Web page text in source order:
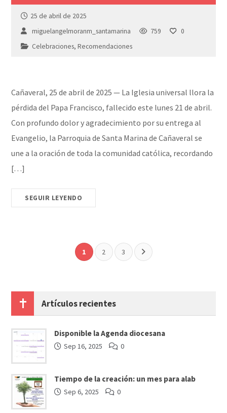
25 de abril de 2025
miguelangelmoranm_santamarina
759
0
Celebraciones,Recomendaciones
Cañaveral, 25 de abril de 2025 — La Iglesia universal llora la
pérdida del Papa Francisco, fallecido este lunes 21 de abril.
Con profundo dolor y agradecimiento por su entrega al
Evangelio, la Parroquia de Santa Marina de Cañaveral se
une a la oración de toda la comunidad católica, recordando
[…]
SEGUIR LEYENDO
1 2 3
Artículos recientes
Disponible la Agenda diocesana
Sep 16, 2025 0
Tiempo de la creación: un mes para alab
Sep 6, 2025 0